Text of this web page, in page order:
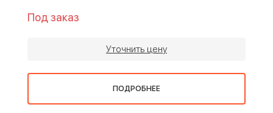
Под заказ
Уточнить цену
ПОДРОБНЕЕ